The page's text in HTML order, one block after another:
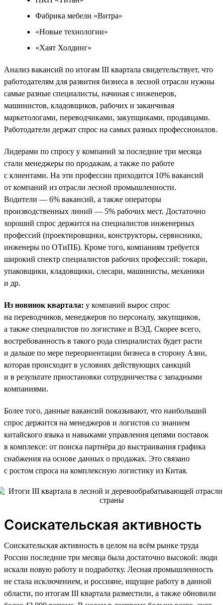
Фабрика мебели «Витра»
«Новые технологии»
«Хаят Холдинг»
Анализ вакансий по итогам III квартала свидетельствует, что
работодателям для развития бизнеса в лесной отрасли нужны
самые разные специалисты, начиная с инженеров,
машинистов, кладовщиков, рабочих и заканчивая
маркетологами, переводчиками, закупщиками, продавцами.
Работодатели держат спрос на самых разных профессионалов.
Лидерами по спросу у компаний за последние три месяца
стали менеджеры по продажам, а также по работе
с клиентами. На эти профессии приходится 10% вакансий
от компаний из отрасли лесной промышленности.
Водители — 6% вакансий, а также операторы
производственных линий — 5% рабочих мест. Достаточно
хороший спрос держится на специалистов инженерных
профессий (проектировщики, конструкторы, сервисники,
инженеры по ОТиПБ). Кроме того, компаниям требуется
широкий спектр специалистов рабочих профессий: токари,
упаковщики, кладовщики, слесари, машинисты, механики
и др.
Из новинок квартала: у компаний вырос спрос
на переводчиков, менеджеров по персоналу, закупщиков,
а также специалистов по логистике и ВЭД. Скорее всего,
востребованность в такого рода специалистах будет расти
и дальше по мере переориентации бизнеса в сторону Азии,
которая происходит в условиях действующих санкций
и в результате приостановки сотрудничества с западными
компаниями.
Более того, данные вакансий показывают, что наибольший
спрос держится на менеджеров и логистов со знанием
китайского языка и навыками управления цепями поставок
в комплексе: от поиска партнёра до выстраивания графика
снабжения на основе данных о продажах. Это связано
с ростом спроса на комплексную логистику из Китая.
Соискательская активность
Соискательская активность в целом на всём рынке труда
России последние три месяца была достаточно высокой: люди
искали новую работу и подработку. Лесная промышленность
не стала исключением, и россияне, ищущие работу в данной
области, по итогам III квартала разместили, а также обновили